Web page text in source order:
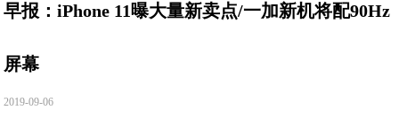
早报：iPhone 11曝大量新卖点/一加新机将配90Hz
屏幕
2019-09-06